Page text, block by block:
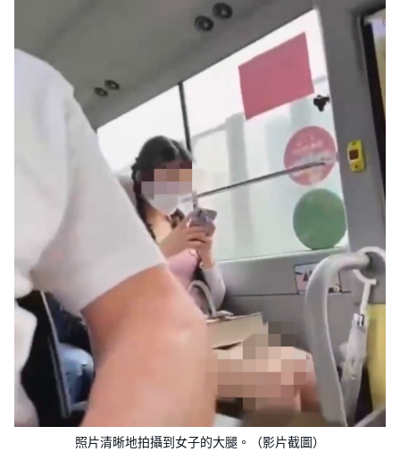
照片清晰地拍攝到女子的大腿。（影片截圖）